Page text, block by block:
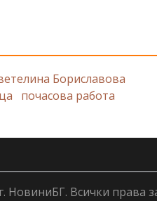
Бориславова
почасова работа
НовиниБГ. Всички права